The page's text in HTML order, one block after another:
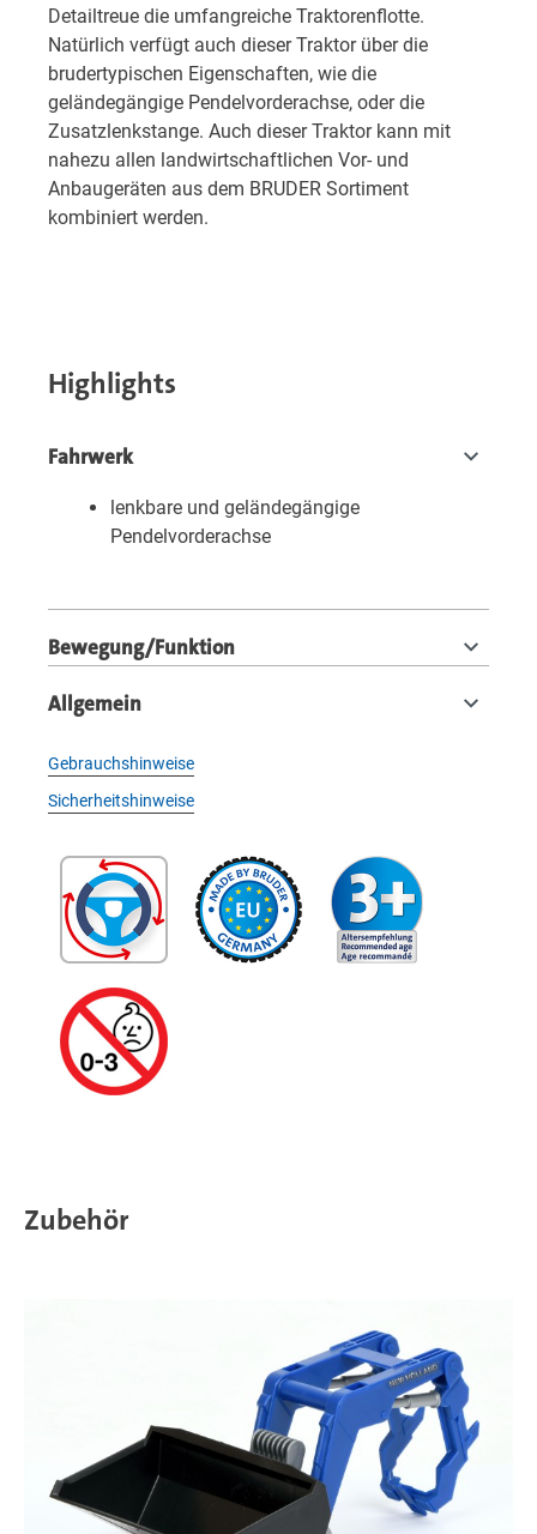
Detailtreue die umfangreiche Traktorenflotte.
Natürlich verfügt auch dieser Traktor über die
brudertypischen Eigenschaften, wie die
geländegängige Pendelvorderachse, oder die
Zusatzlenkstange. Auch dieser Traktor kann mit
nahezu allen landwirtschaftlichen Vor- und
Anbaugeräten aus dem BRUDER Sortiment
kombiniert werden.
Highlights
Fahrwerk
lenkbare und geländegängige
Pendelvorderachse
Bewegung/Funktion
Allgemein
Gebrauchshinweise
Sicherheitshinweise
Zubehör